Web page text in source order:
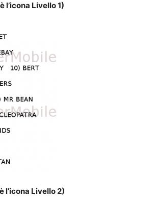
l’icona Livello 1)
l’icona Livello 2)